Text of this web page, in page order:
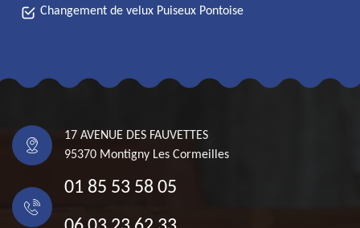
Changement de velux Puiseux Pontoise
17 AVENUE DES FAUVETTES
95370 Montigny Les Cormeilles
01 85 53 58 05